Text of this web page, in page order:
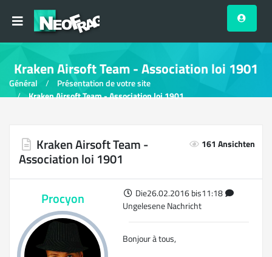
Kraken Airsoft Team - Association loi 1901
Général
Présentation de votre site
Kraken Airsoft Team - Association loi 1901
161 Ansichten
Kraken Airsoft Team -
Association loi 1901
Procyon
Die26.02.2016 bis11:18
Ungelesene Nachricht
Bonjour à tous,